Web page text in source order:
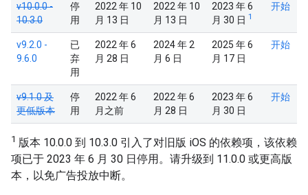
v10.0.0 -
10.3.0
停
用
2022 年 10
月 13 日
2022 年 10
月 13 日
2023 年 6
月 30 日 1
开始
v9.2.0 -
9.6.0
已
弃
用
2022 年 6
月 28 日
2024 年 2
月 6 日
2025 年 6
月 17 日
开始
v9.1.0 及
更低版本
停
用
2022 年 6
月之前
2022 年 6
月 28 日
2023 年 6
月 30 日
开始
1 版本 10.0.0 到 10.3.0 引入了对旧版 iOS 的依赖项，该依赖
项已于 2023 年 6 月 30 日停用。请升级到 11.0.0 或更高版
本，以免广告投放中断。